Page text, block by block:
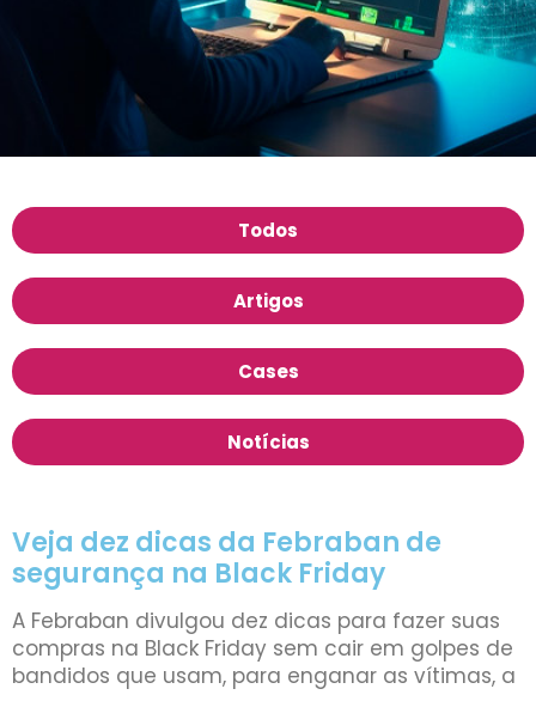
Todos
Artigos
Cases
Notícias
Veja dez dicas da Febraban de
segurança na Black Friday
A Febraban divulgou dez dicas para fazer suas
compras na Black Friday sem cair em golpes de
bandidos que usam, para enganar as vítimas, a